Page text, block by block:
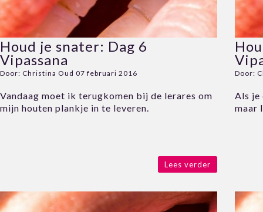
Houd je snater: Dag 6
Vipassana
Door: Christina Oud 07 februari 2016
Vandaag moet ik terugkomen bij de lerares om
mijn houten plankje in te leveren.
Lees verder
Door:
Als je
maar